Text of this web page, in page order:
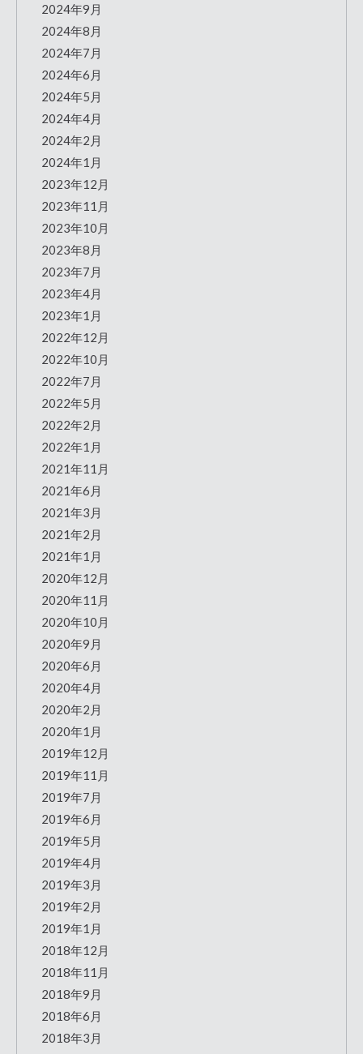
2024年9月
2024年8月
2024年7月
2024年6月
2024年5月
2024年4月
2024年2月
2024年1月
2023年12月
2023年11月
2023年10月
2023年8月
2023年7月
2023年4月
2023年1月
2022年12月
2022年10月
2022年7月
2022年5月
2022年2月
2022年1月
2021年11月
2021年6月
2021年3月
2021年2月
2021年1月
2020年12月
2020年11月
2020年10月
2020年9月
2020年6月
2020年4月
2020年2月
2020年1月
2019年12月
2019年11月
2019年7月
2019年6月
2019年5月
2019年4月
2019年3月
2019年2月
2019年1月
2018年12月
2018年11月
2018年9月
2018年6月
2018年3月